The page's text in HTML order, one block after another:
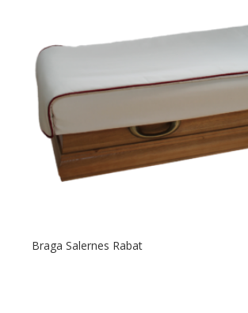
Braga Salernes Rabat